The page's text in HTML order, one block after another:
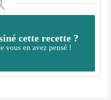
cette recette ?
vous en avez pensé !